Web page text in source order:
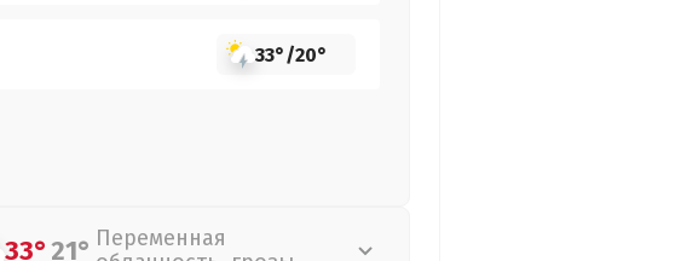
33°/20°
33°21° Переменная